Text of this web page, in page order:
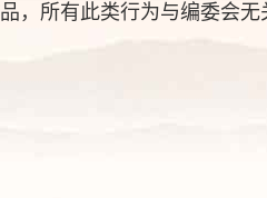
，所有此类行为与编委会